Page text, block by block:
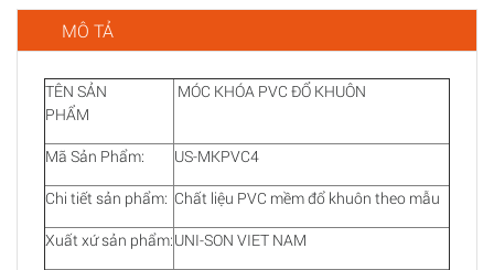
MÔ TẢ
TÊN SẢN
PHẨM
MÓC KHÓA PVC ĐỔ KHUÔN
Mã Sản Phẩm:
US-MKPVC4
Chi tiết sản phẩm: Chất liệu PVC mềm đổ khuôn theo mẫu
Xuất xứ sản phẩm:UNI-SON VIET NAM